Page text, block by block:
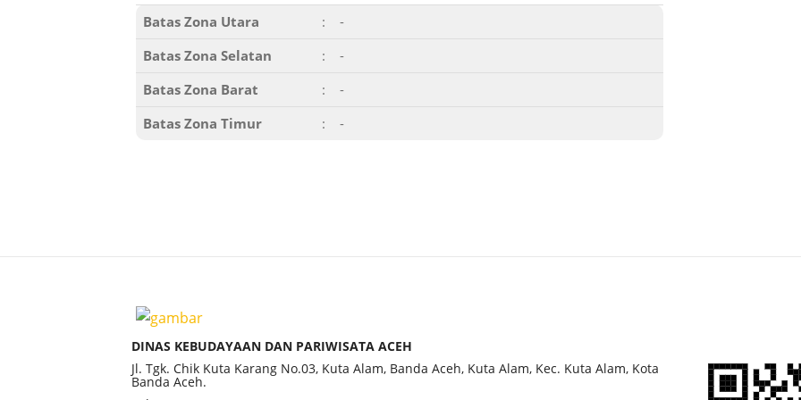
Batas Zona Utara :
-
Batas Zona Selatan
:
-
Batas Zona Barat
:
-
Batas Zona Timur
: -
tersebut.
DINAS KEBUDAYAAN DAN PARIWISATA ACEH
Jl. Tgk. Chik Kuta Karang No.03, Kuta Alam, Banda Aceh, Kuta Alam, Kec. Kuta Alam, Kota
Banda Aceh.